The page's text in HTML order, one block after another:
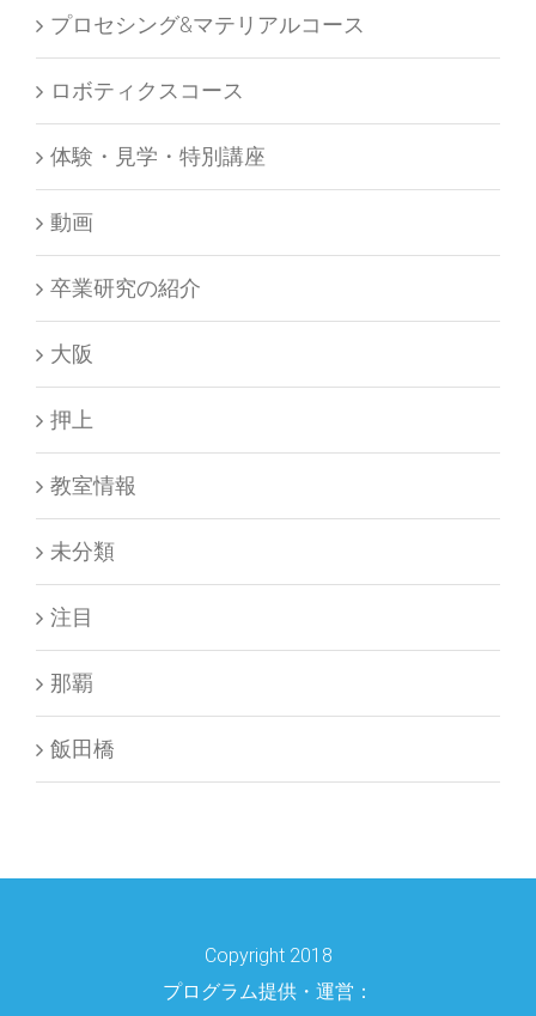
プロセシング&マテリアルコース
ロボティクスコース
体験・見学・特別講座
動画
卒業研究の紹介
大阪
押上
教室情報
未分類
注目
那覇
飯田橋
Copyright 2018
プログラム提供・運営：